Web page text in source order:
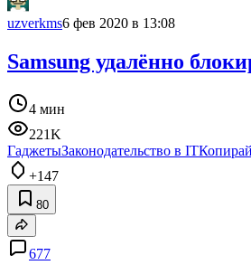
uzverkms6 фев 2020 в 13:08
Samsung удалённо
4 мин
221K
ГаджетыЗаконодательство в IT
+147
80
677